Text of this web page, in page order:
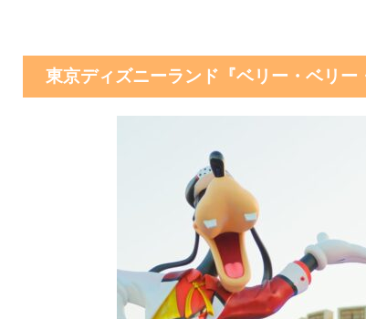
東京ディズニーランド『ベリー・ベリ